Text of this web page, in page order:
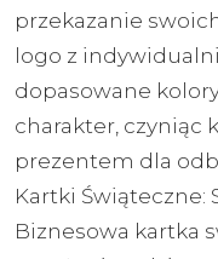
przekazanie
logo z
dopasowane
charakter, czyniąc
prezentem dla
Kartki Świąteczne:
Biznesowa kartka